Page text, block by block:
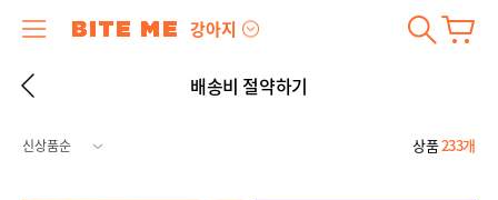
강아지
배송비 절약하기
상품233개